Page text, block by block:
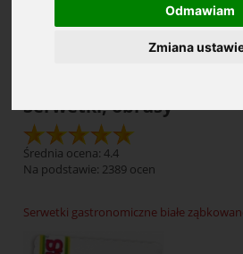
Odmawiam
Zmiana
Serwetki, obrusy
Średnia ocena: 4.4
Na podstawie: 2389 ocen
Serwetki gastronomiczne białe